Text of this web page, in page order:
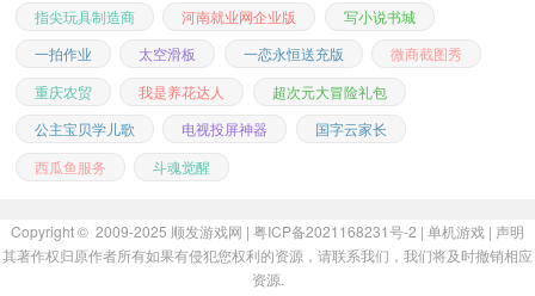
更多好玩的手游，请持续关注顺发游戏网
指尖玩具制造商
河南就业网企业版
写小说书城
一拍作业
太空滑板 一恋永恒送充版
微商截图秀
重庆农贸
我是养花达人
超次元大冒险礼包
公主宝贝学儿歌
电视投屏神器
国字云家长
西瓜鱼服务
斗魂觉醒
Copyright © 2009-2025 顺发游戏网 | 粤ICP备2021168231号-2 | 单机游戏 | 声明
其著作权归原作者所有如果有侵犯您权利的资源，请联系我们，我们将及时撤销相应
资源.